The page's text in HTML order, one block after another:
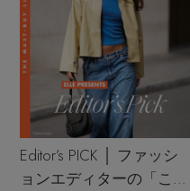
Editor’s PICK │ ファッシ
ョンエディターの「これ